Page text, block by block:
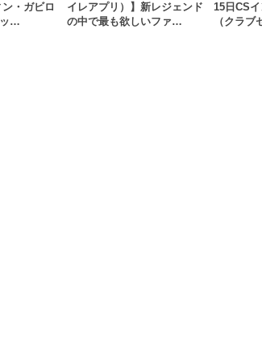
・ガビロ
ッ…
イレアプリ）】新レジェンド
の中で最も欲しいファ…
15日CS
（クラ